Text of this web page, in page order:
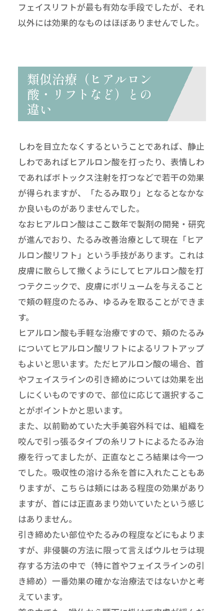
フェイスリフトが最も有効な手段でしたが、それ
以外には効果的なものはほぼありませんでした。
類似治療（ヒアルロン
酸・リフトなど）との
違い
しわを目立たなくするということであれば、静止
しわであればヒアルロン酸を打ったり、表情しわ
であればボトックス注射を打つなどで若干の効果
が得られますが、「たるみ取り」となるとなかな
か良いものがありませんでした。
なおヒアルロン酸はここ数年で製剤の開発・研究
が進んでおり、たるみ改善治療として現在「ヒア
ルロン酸リフト」という手技があります。これは
皮膚に散らして撒くようにしてヒアルロン酸を打
つテクニックで、皮膚にボリュームを与えること
で頬の軽度のたるみ、ゆるみを取ることができま
す。
ヒアルロン酸も手軽な治療ですので、頬のたるみ
についてヒアルロン酸リフトによるリフトアップ
もよいと思います。ただヒアルロン酸の場合、首
やフェイスラインの引き締めについては効果を出
しにくいものですので、部位に応じて選択するこ
とがポイントかと思います。
また、以前勤めていた大手美容外科では、組織を
咬んで引っ張るタイプの糸リフトによるたるみ治
療を行ってましたが、正直なところ結果は今一つ
でした。吸収性の溶ける糸を首に入れたこともあ
りますが、こちらは頬にはある程度の効果があり
ますが、首には正直あまり効いていたという感じ
はありません。
引き締めたい部位やたるみの程度などにもよりま
すが、非侵襲の方法に限って言えばウルセラは現
存する方法の中で（特に首やフェイスラインの引
き締め）一番効果の確かな治療法ではないかと考
えています。